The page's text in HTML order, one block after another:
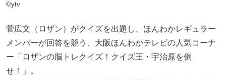
©ytv
菅広文（ロザン）がクイズを出題し、ほんわかレギュラー
メンバーが回答を競う、大阪ほんわかテレビの人気コーナ
ー「ロザンの脳トレクイズ！クイズ王・宇治原を倒
せ！」。